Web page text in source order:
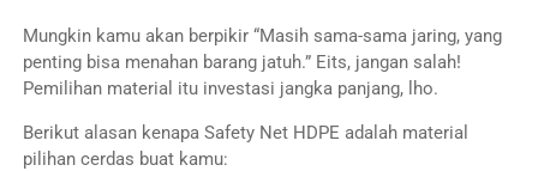
Mungkin kamu akan berpikir “Masih sama-sama jaring, yang
penting bisa menahan barang jatuh.” Eits, jangan salah!
Pemilihan material itu investasi jangka panjang, lho.
Berikut alasan kenapa Safety Net HDPE adalah material
pilihan cerdas buat kamu: